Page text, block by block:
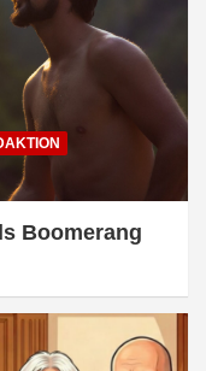
Boomerang